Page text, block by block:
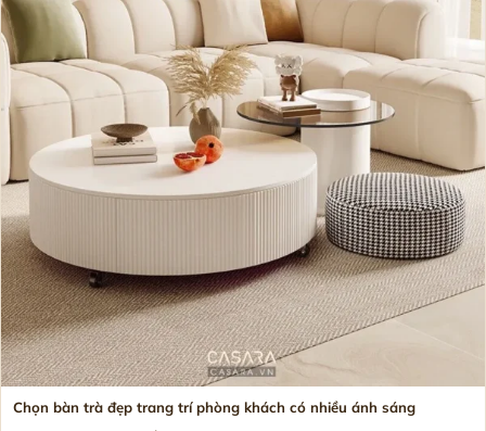
Chọn bàn trà đẹp trang trí phòng khách có nhiều ánh sáng